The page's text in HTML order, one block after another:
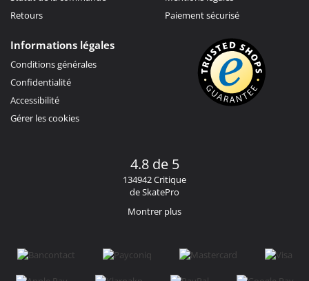
Retours
Paiement sécurisé
Informations légales
Conditions générales
Confidentialité
Accessibilité
Gérer les cookies
4.8 de 5
134942 Critique
de SkatePro
Montrer plus